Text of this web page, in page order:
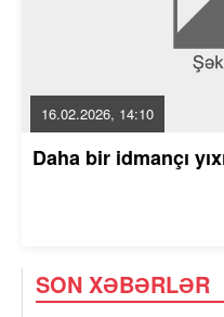
16.02.2026, 14:10
Daha bir idmançı
SON XƏBƏRLƏR